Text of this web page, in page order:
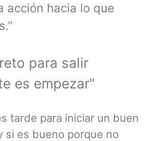
acción hacia lo que
para salir
es empezar"
tarde para iniciar un buen
si es bueno porque no